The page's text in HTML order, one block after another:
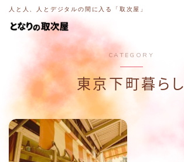
人と人、人とデジタルの間に入る「取次屋」
MENU
ホーム
意図電話
ブログ
CATEGORY
東京下町暮らし